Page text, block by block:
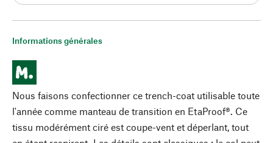
Informations générales
Nous faisons confectionner ce trench-coat utilisable toute
l'année comme manteau de transition en EtaProof®. Ce
tissu modérément ciré est coupe-vent et déperlant, tout